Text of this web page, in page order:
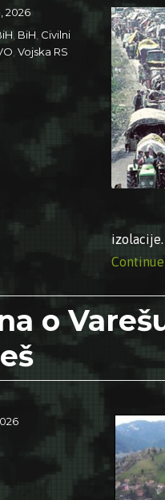
izolacije.
2026
BiH Civilni
Vojska RS
o